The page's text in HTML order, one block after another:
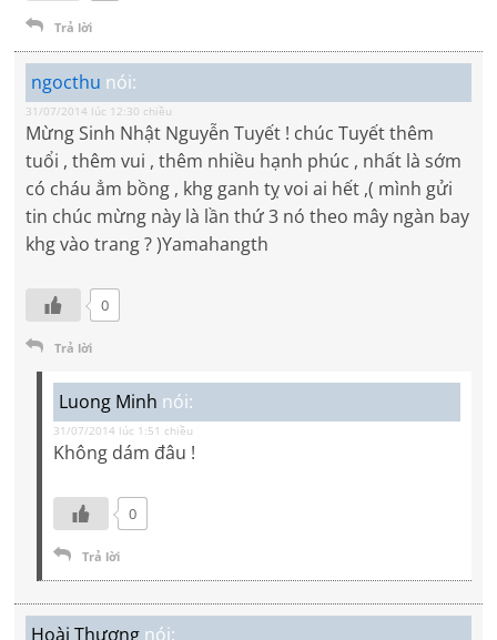
Trả lời
ngocthu nói:
31/07/2014 lúc 12:30 chiều
Mừng Sinh Nhật Nguyễn Tuyết ! chúc Tuyết thêm
tuổi , thêm vui , thêm nhiều hạnh phúc , nhất là sớm
có cháu ẳm bồng , khg ganh tỵ voi ai hết ,( mình gửi
tin chúc mừng này là lần thứ 3 nó theo mây ngàn bay
khg vào trang ? )Yamahangth
0
Trả lời
Luong Minh nói:
31/07/2014 lúc 1:51 chiều
Không dám đâu !
0
Trả lời
Hoài Thương nói: